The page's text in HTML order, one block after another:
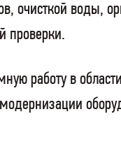
очисткой воды,
проверки.
работу в